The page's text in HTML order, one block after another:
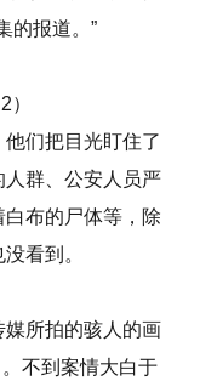
的报道。”
们把目光盯住了
群、公安人员严
布的尸体等，除
看到。
所拍的骇人的画
不到案情大白于